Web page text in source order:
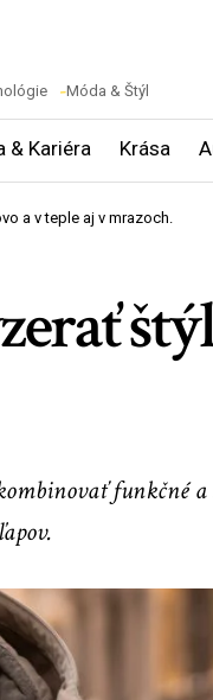
Móda & Štýl
& Kariéra Krása
a v teple aj v mrazoch.
funkčné a